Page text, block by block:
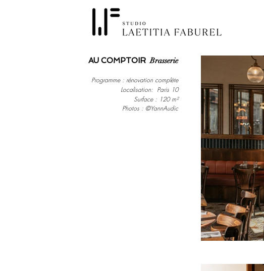
AU COMPTOIRBrasserie
Programme : rénovation complète
Localisation: Paris 10
Surface : 120 m²
Photos : ©YannAudic